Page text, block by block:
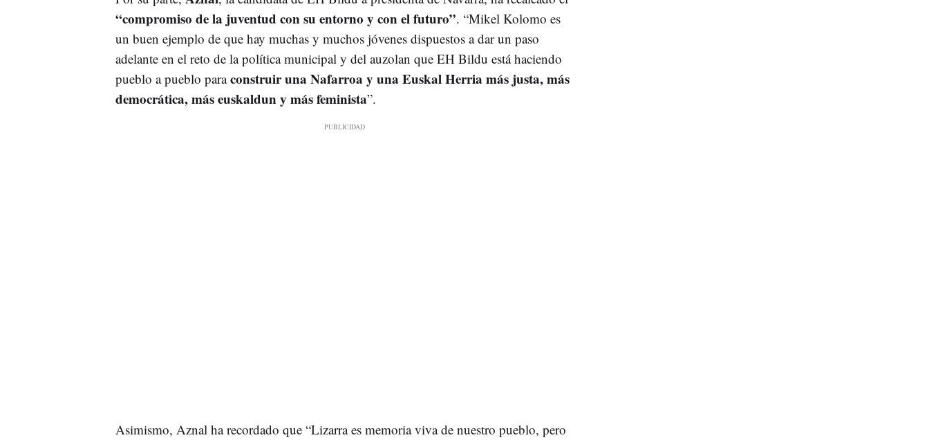
“compromiso de la juventud con su entorno y con el futuro”. “Mikel Kolomo es
un buen ejemplo de que hay muchas y muchos jóvenes dispuestos a dar un paso
adelante en el reto de la política municipal y del auzolan que EH Bildu está haciendo
pueblo a pueblo paraconstruir una Nafarroa y una Euskal Herria más justa, más
democrática, más euskaldun y más feminista”.
Asimismo, Aznal ha recordado que “Lizarra es memoria viva de nuestro pueblo, pero